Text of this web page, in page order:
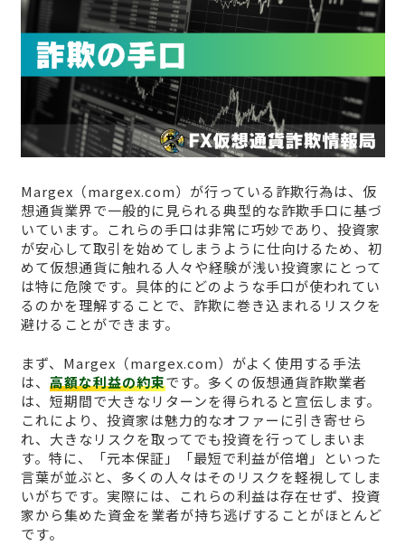
Margex（margex.com）が行っている詐欺行為は、仮
想通貨業界で一般的に見られる典型的な詐欺手口に基づ
いています。これらの手口は非常に巧妙であり、投資家
が安心して取引を始めてしまうように仕向けるため、初
めて仮想通貨に触れる人々や経験が浅い投資家にとって
は特に危険です。具体的にどのような手口が使われてい
るのかを理解することで、詐欺に巻き込まれるリスクを
避けることができます。
まず、Margex（margex.com）がよく使用する手法
は、 高額な利益の約束です。多くの仮想通貨詐欺業者
は、短期間で大きなリターンを得られると宣伝します。
これにより、投資家は魅力的なオファーに引き寄せら
れ、大きなリスクを取ってでも投資を行ってしまいま
す。特に、「元本保証」「最短で利益が倍増」といった
言葉が並ぶと、多くの人々はそのリスクを軽視してしま
いがちです。実際には、これらの利益は存在せず、投資
家から集めた資金を業者が持ち逃げすることがほとんど
です。